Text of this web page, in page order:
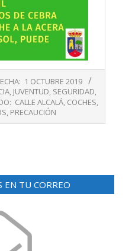
1 OCTUBRE 2019
, JUVENTUD, SEGURIDAD,
CALLE ALCALÁ, COCHES,
, PRECAUCIÓN
EN TU CORREO